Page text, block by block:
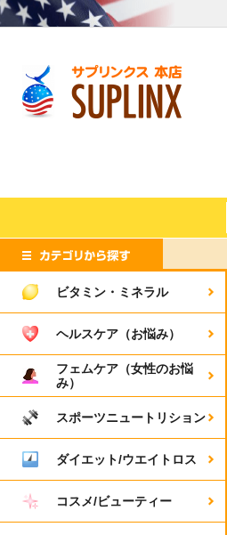
ビタミン・ミネラル
ヘルスケア（お悩み）
フェムケア（女性のお悩
み）
スポーツニュートリション
ダイエット/ウエイトロス
コスメ/ビューティー